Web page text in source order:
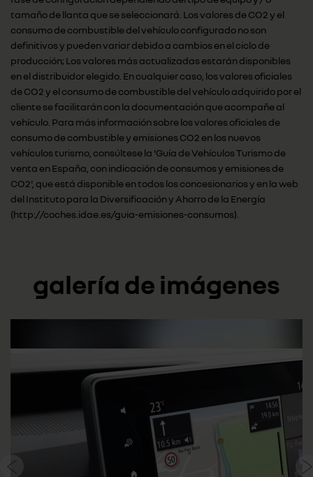
tamaño de llanta que se seleccionará. Los valores de CO2 y el
consumo de combustible del vehículo configurado no son
definitivos y pueden variar debido a cambios en el ciclo de
producción; Los valores más actualizadas estarán disponibles
en el distribuidor elegido. En cualquier caso, los valores oficiales
de CO2 y el consumo de combustible del vehículo adquirido por el
cliente se facilitarán con la documentación que acompañe al
vehículo. Para más información sobre los valores oficiales de
consumo de combustible y emisiones CO2 en los nuevos
vehículos turismo, consúltese la 'Guía de Vehículos Turismo de
venta en España, con indicación de consumos y emisiones de
CO2', que está disponible en todos los concesionarios y en la web
del Instituto para la Diversificación y Ahorro de la Energía
(http://coches.idae.es/guia-emisiones-consumos).
galería de imágenes